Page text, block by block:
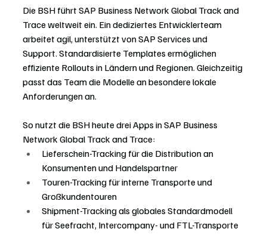
Die BSH führt SAP Business Network Global Track and
Trace weltweit ein. Ein dediziertes Entwicklerteam
arbeitet agil, unterstützt von SAP Services und
Support. Standardisierte Templates ermöglichen
effiziente Rollouts in Ländern und Regionen. Gleichzeitig
passt das Team die Modelle an besondere lokale
Anforderungen an.
So nutzt die BSH heute drei Apps in SAP Business
Network Global Track and Trace:
Lieferschein-Tracking für die Distribution an
Konsumenten und Handelspartner
Touren-Tracking für interne Transporte und
Großkundentouren
Shipment-Tracking als globales Standardmodell
für Seefracht, Intercompany- und FTL-Transporte